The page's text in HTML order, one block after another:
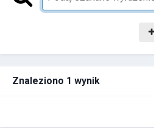
Znaleziono 1 wynik